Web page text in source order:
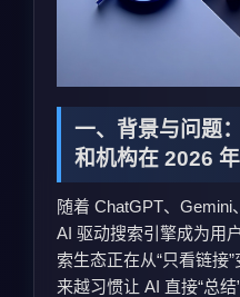
一、背景与问题
和机构在 2026 年
随着 ChatGPT、
AI 驱动搜索引擎成为用
索生态正在从“只看链接
来越习惯让 AI 直接“总结